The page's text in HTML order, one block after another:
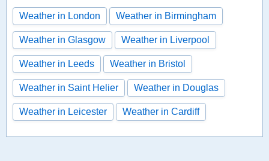
Weather in London Weather in Birmingham
Weather in Glasgow Weather in Liverpool
Weather in Leeds Weather in Bristol
Weather in Saint Helier Weather in Douglas
Weather in Leicester Weather in Cardiff